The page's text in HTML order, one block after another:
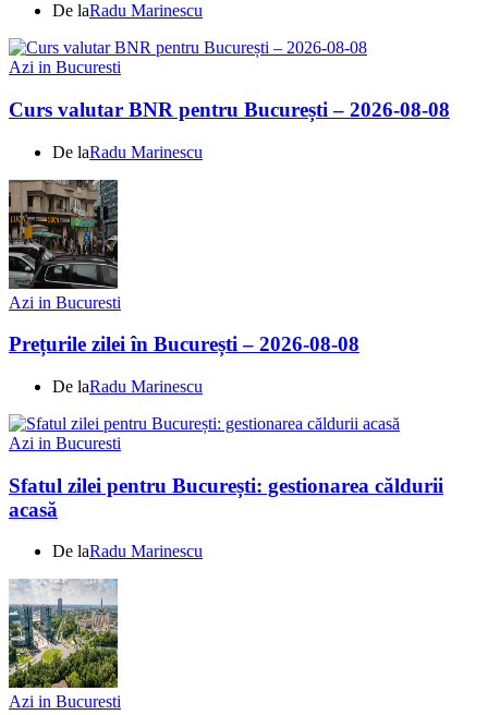
De laRadu Marinescu
Azi in Bucuresti
Curs valutar BNR pentru București – 2026-08-08
De laRadu Marinescu
Azi in Bucuresti
Prețurile zilei în București – 2026-08-08
De laRadu Marinescu
Azi in Bucuresti
Sfatul zilei pentru București: gestionarea căldurii
acasă
De laRadu Marinescu
Azi in Bucuresti